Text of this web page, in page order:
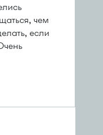
чем
если